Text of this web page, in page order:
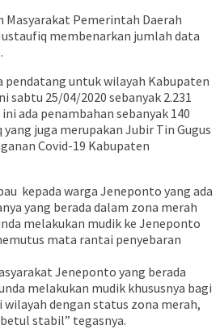
Masyarakat Pemerintah Daerah
membenarkan jumlah data
pendatang untuk wilayah Kabupaten
sabtu 25/04/2020 sebanyak 2.231
ada penambahan sebanyak 140
juga merupakan Jubir Tin Gugus
Covid-19 Kabupaten
kepada warga Jeneponto yang ada
yang berada dalam zona merah
melakukan mudik ke Jeneponto
mata rantai penyebaran
Jeneponto yang berada
melakukan mudik khususnya bagi
wilayah dengan status zona merah,
stabil” tegasnya.